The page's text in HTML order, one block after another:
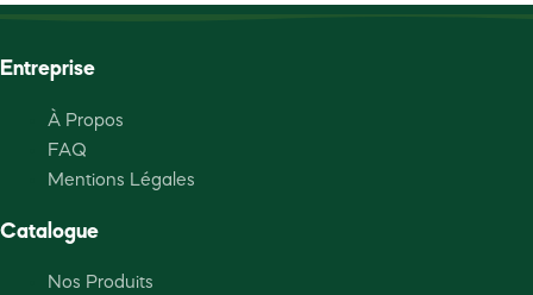
Entreprise
À Propos
FAQ
Mentions Légales
Catalogue
Nos Produits